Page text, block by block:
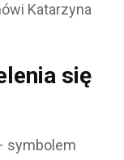
Katarzyna
się
symbolem